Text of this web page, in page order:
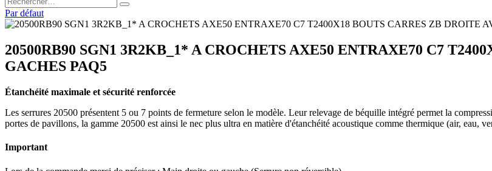
Par défaut
20500RB90 SGN1 3R2KB_1* A CROCHETS AXE50 ENTRAXE70 C7
GACHES PAQ5
Étanchéité maximale et sécurité renforcée
Les serrures 20500 présentent 5 ou 7 points de fermeture selon le modèle. Leur relevage de béquille intégré permet la
portes de pavillons, la gamme 20500 est ainsi le nec plus ultra en matière d'étanchéité acoustique comme thermique (air, eau,
Important